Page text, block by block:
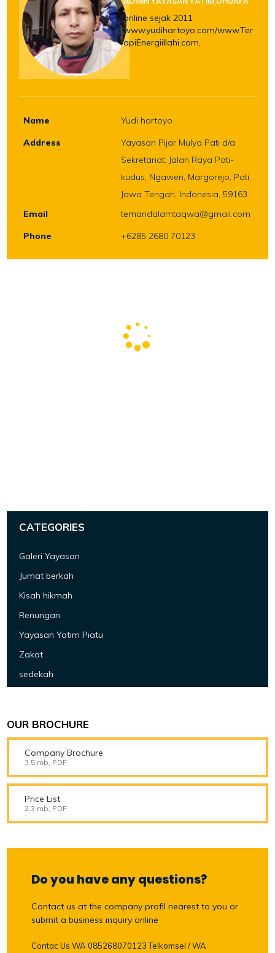
online sejak 2011
www.yudihartoyo.com/www.Ter
apiEnergiillahi.com,
Name
Yudi hartoyo
Address
Yayasan Pijar Mulya Pati d/a
Sekretariat: Jalan Raya Pati-
kudus, Ngawen, Margorejo, Pati,
Jawa Tengah, Indonesia, 59163
Email
temandalamtaqwa@gmail.com
Phone
+6285 2680 70123
CATEGORIES
Galeri Yayasan
Jumat berkah
Kisah hikmah
Renungan
Yayasan Yatim Piatu
Zakat
sedekah
OUR BROCHURE
Company Brochure
3.5 mb, PDF
Price List
2.3 mb, PDF
Do you have any questions?
Contact us at the company profil nearest to you or
submit a business inquiry online
Contac Us WA 085268070123 Telkomsel / WA